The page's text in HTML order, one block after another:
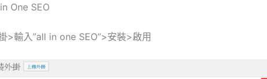
One SEO
>輸入”all in one SEO”>安裝>啟用